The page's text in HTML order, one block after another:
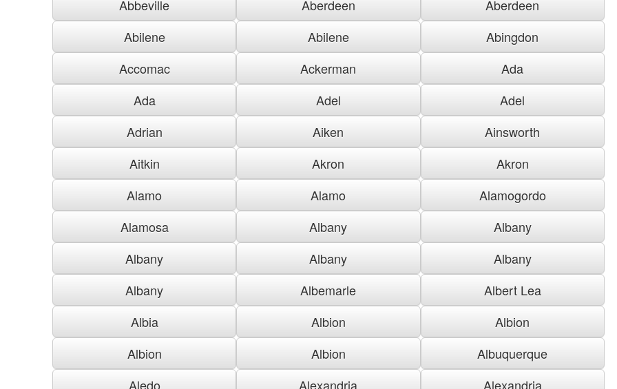
Abbeville
Aberdeen
Aberdeen
Abilene
Abilene
Abingdon
Accomac
Ackerman
Ada
Ada
Adel
Adel
Adrian
Aiken
Ainsworth
Aitkin
Akron
Akron
Alamo
Alamo
Alamogordo
Alamosa
Albany
Albany
Albany
Albany
Albany
Albany
Albemarle
Albert Lea
Albia
Albion
Albion
Albion
Albion
Albuquerque
Aledo
Alexandria Alexandria